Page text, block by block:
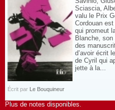
Sciascia,
valu le Prix
Cordouan
qui promeut
Blanche,
des
d’avoir écrit
de Cyril qui
jette à la...
Écrit par Le Bouquineur
Plus de notes disponibles.